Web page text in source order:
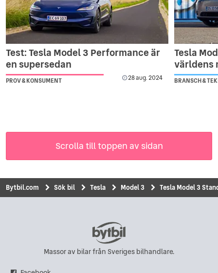
Test: Tesla Model 3 Performance är
en supersedan
PROV & KONSUMENT 28 aug. 2024
Tesla
världens
BRANSCH &
Scrolla till toppen av sidan
Bytbil.com Sök bil Tesla Model 3 Tesla Model 3
Massor av bilar från Sveriges bilhandlare.